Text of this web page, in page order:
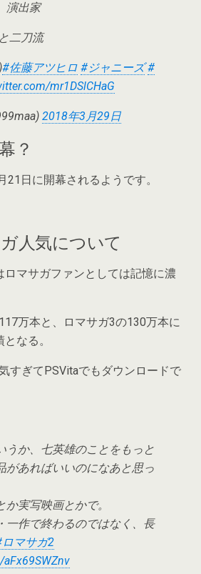
演出家
二刀流
#佐藤アツヒロ #ジャニーズ #
mr1DSlCHaG
2018年3月29日
？
21日に開幕されるようです。
人気について
マサガファンとしては記憶に濃
万本と、ロマサガ3の130万本に
なる。
すぎてPSVitaでもダウンロードで
うか、七英雄のことをもっと
があればいいのになあと思っ
実写映画とかで。
一作で終わるのではなく、長
マサガ2